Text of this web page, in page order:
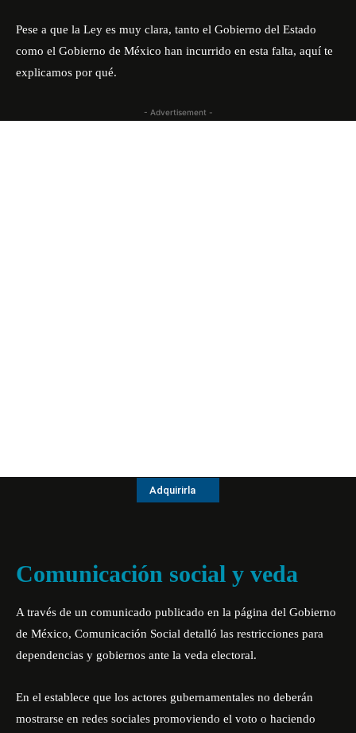
Pese a que la Ley es muy clara, tanto el Gobierno del Estado
como el Gobierno de México han incurrido en esta falta, aquí te
explicamos por qué.
- Advertisement -
Adquirirla
Comunicación social y veda
A través de un comunicado publicado en la página del Gobierno
de México, Comunicación Social detalló las restricciones para
dependencias y gobiernos ante la veda electoral.
En el establece que los actores gubernamentales no deberán
mostrarse en redes sociales promoviendo el voto o haciendo